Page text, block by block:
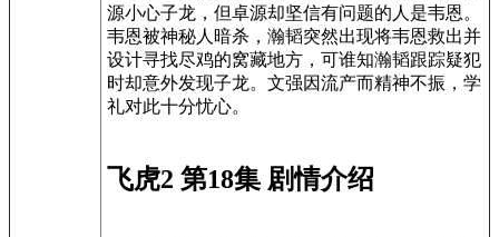
源小心子龙，但卓源却坚信有问题的人是韦恩。
韦恩被神秘人暗杀，瀚韬突然出现将韦恩救出并
设计寻找尽鸡的窝藏地方，可谁知瀚韬跟踪疑犯
时却意外发现子龙。文强因流产而精神不振，学
礼对此十分忧心。
飞虎2 第18集 剧情介绍